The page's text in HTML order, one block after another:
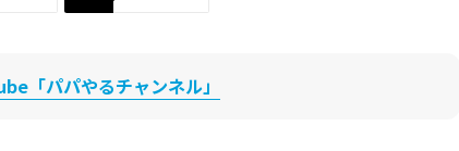
「パパやるチャンネル」